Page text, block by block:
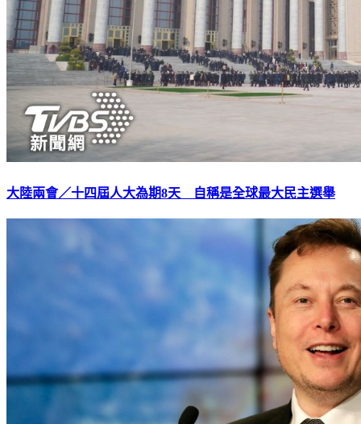
大陸兩會／十四屆人大為期8天 自稱是全球最大民主選舉